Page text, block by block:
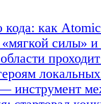
кода: как
силы» и
инструмент